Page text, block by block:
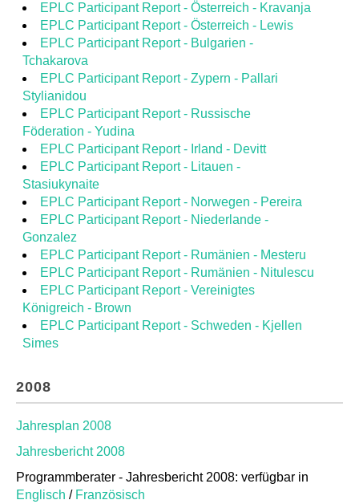
EPLC Participant Report - Österreich - Kravanja
EPLC Participant Report - Österreich - Lewis
EPLC Participant Report - Bulgarien -
Tchakarova
EPLC Participant Report - Zypern - Pallari
Stylianidou
EPLC Participant Report - Russische
Föderation - Yudina
EPLC Participant Report - Irland - Devitt
EPLC Participant Report - Litauen -
Stasiukynaite
EPLC Participant Report - Norwegen - Pereira
EPLC Participant Report - Niederlande -
Gonzalez
EPLC Participant Report - Rumänien - Mesteru
EPLC Participant Report - Rumänien - Nitulescu
EPLC Participant Report - Vereinigtes
Königreich - Brown
EPLC Participant Report - Schweden - Kjellen
Simes
2008
Jahresplan 2008
Jahresbericht 2008
Programmberater - Jahresbericht 2008: verfügbar in
Englisch / Französisch